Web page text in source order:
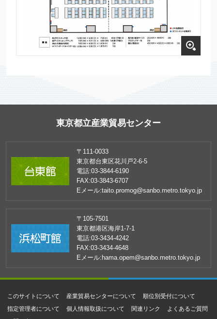
東京都立産業貿易センター
〒111-0033
東京都台東区花川戸2-6-5
電話:03-3844-6190
FAX:03-3843-6707
Eメール:taito.promog@sanbo.metro.tokyo.jp
〒105-7501
東京都港区海岸1-7-1
電話:03-3434-4242
FAX:03-3434-4648
Eメール: hama.opem@sanbo.metro.tokyo.jp
このサイトについて 産業貿易センターについて
順位別受付について
指定管理者について
個人情報取扱について 関連リンク
よくあるご質問